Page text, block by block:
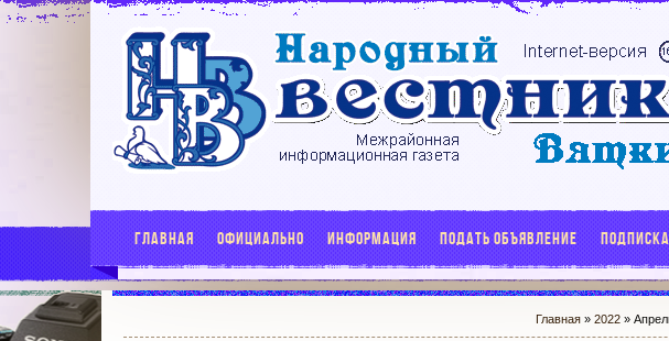
ГЛАВНАЯ ОФИЦИАЛЬНО ИНФОРМАЦИЯ ПОДАТЬ ОБЪЯВЛЕНИЕ
Главная» 2022 »